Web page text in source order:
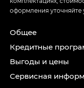
оформления уточняйте
Общее
Кредитные
Выгоды и цены
Сервисная